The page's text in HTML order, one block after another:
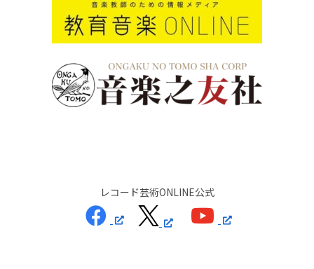
レコード芸術ONLINE公式